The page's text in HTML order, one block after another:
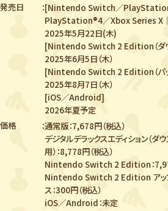
発売日
[Nintendo Switch／
PlayStation®4／Xbox Series X
2025年5月22日(木)
[Nintendo Switch 2 Edition（ダウ
2025年6月5日（木）
[Nintendo Switch 2 Edition（パ
2025年8月7日（木）
[iOS／Android]
2026年夏予定
価格
通常版：7,678円（税込）
デジタルデラックスエディション（ダ
用）：8,778円（税込）
Nintendo Switch 2 Edition：
Nintendo Switch 2 Edition アッ
ス：300円（税込）
iOS／Android：未定